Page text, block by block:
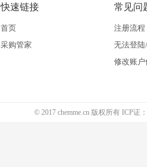
快速链接
首页
采购管家
常见问
注册流程
无法登
修改账户
© 2017 chemme.cn 版权所有 ICP证：